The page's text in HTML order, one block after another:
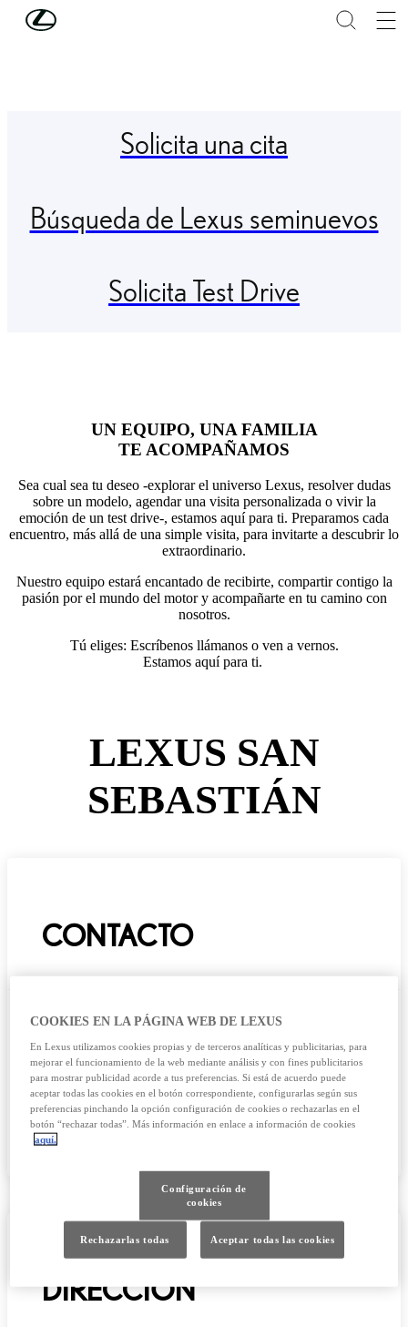
Skip to Main Content
Solicita una cita
Búsqueda de Lexus seminuevos
Solicita Test Drive
UN EQUIPO, UNA FAMILIA
TE ACOMPAÑAMOS
Sea cual sea tu deseo -explorar el universo Lexus, resolver dudas
sobre un modelo, agendar una visita personalizada o vivir la
emoción de un test drive-, estamos aquí para ti. Preparamos cada
encuentro, más allá de una simple visita, para invitarte a descubrir lo
extraordinario.
Nuestro equipo estará encantado de recibirte, compartir contigo la
pasión por el mundo del motor y acompañarte en tu camino con
nosotros.
Tú eliges: Escríbenos llámanos o ven a vernos.
Estamos aquí para ti.
LEXUS SAN
SEBASTIÁN
CONTACTO
+34 943 20 09 84
contacto@sansebastian.lexusaut
o.es
DIRECCIÓN
COOKIES EN LA PÁGINA WEB DE LEXUS
En Lexus utilizamos cookies propias y de terceros analíticas y publicitarias, para
mejorar el funcionamiento de la web mediante análisis y con fines publicitarios
para mostrar publicidad acorde a tus preferencias. Si está de acuerdo puede
aceptar todas las cookies en el botón correspondiente, configurarlas según sus
preferencias pinchando la opción configuración de cookies o rechazarlas en el
botón “rechazar todas”. Más información en enlace a información de cookies
aquí.
Configuración de
cookies
Rechazarlas todas Aceptar todas las cookies